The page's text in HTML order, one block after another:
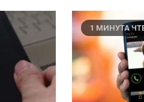
1 МИНУТА